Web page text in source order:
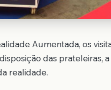
Aumentada, os
das prateleiras,
realidade.